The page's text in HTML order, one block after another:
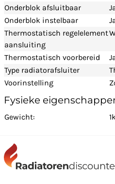
Onderblok afsluitbaar
Onderblok instelbaar
Thermostatisch regelelement
aansluiting
Thermostatisch voorbereid
Type radiatorafsluiter
Voorinstelling
Fysieke
Gewicht: